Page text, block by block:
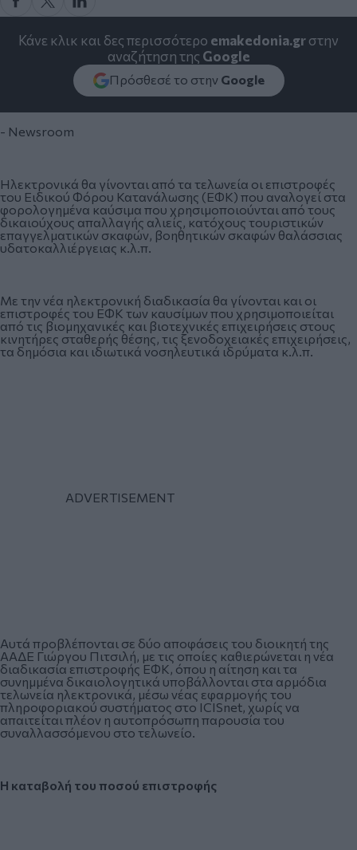
Κάνε κλικ και δες περισσότερο emakedonia.grστην
αναζήτηση της Google
Πρόσθεσέ το στην Google
- Newsroom
Ηλεκτρονικά θα γίνονται από τα τελωνεία οι επιστροφές
του Ειδικού Φόρου Κατανάλωσης (ΕΦΚ) που αναλογεί στα
φορολογημένα καύσιμα που χρησιμοποιούνται από τους
δικαιούχους απαλλαγής αλιείς, κατόχους τουριστικών
επαγγελματικών σκαφών, βοηθητικών σκαφών θαλάσσιας
υδατοκαλλιέργειας κ.λ.π.
Με την νέα ηλεκτρονική διαδικασία θα γίνονται και οι
επιστροφές του ΕΦΚ των καυσίμων που χρησιμοποιείται
από τις βιομηχανικές και βιοτεχνικές επιχειρήσεις στους
κινητήρες σταθερής θέσης, τις ξενοδοχειακές επιχειρήσεις,
τα δημόσια και ιδιωτικά νοσηλευτικά ιδρύματα κ.λ.π.
Αυτά προβλέπονται σε δύο αποφάσεις του διοικητή της
ΑΑΔΕ Γιώργου Πιτσιλή, με τις οποίες καθιερώνεται η νέα
διαδικασία επιστροφής ΕΦΚ, όπου η αίτηση και τα
συνημμένα δικαιολογητικά υποβάλλονται στα αρμόδια
τελωνεία ηλεκτρονικά, μέσω νέας εφαρμογής του
πληροφοριακού συστήματος στο ICISnet, χωρίς να
απαιτείται πλέον η αυτοπρόσωπη παρουσία του
συναλλασσόμενου στο τελωνείο.
Η καταβολή του ποσού επιστροφής